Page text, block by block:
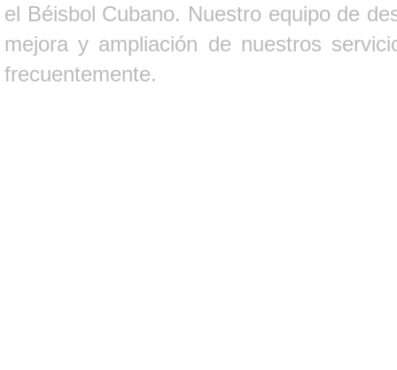
el Béisbol Cubano. Nuestro equipo de
mejora y ampliación de nuestros
frecuentemente.